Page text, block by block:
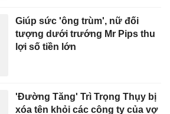
Giúp sức 'ông trùm', nữ đối
tượng dưới trướng Mr Pips thu
lợi số tiền lớn
'Đường Tăng' Trì Trọng Thụy bị
xóa tên khỏi các công ty của vợ